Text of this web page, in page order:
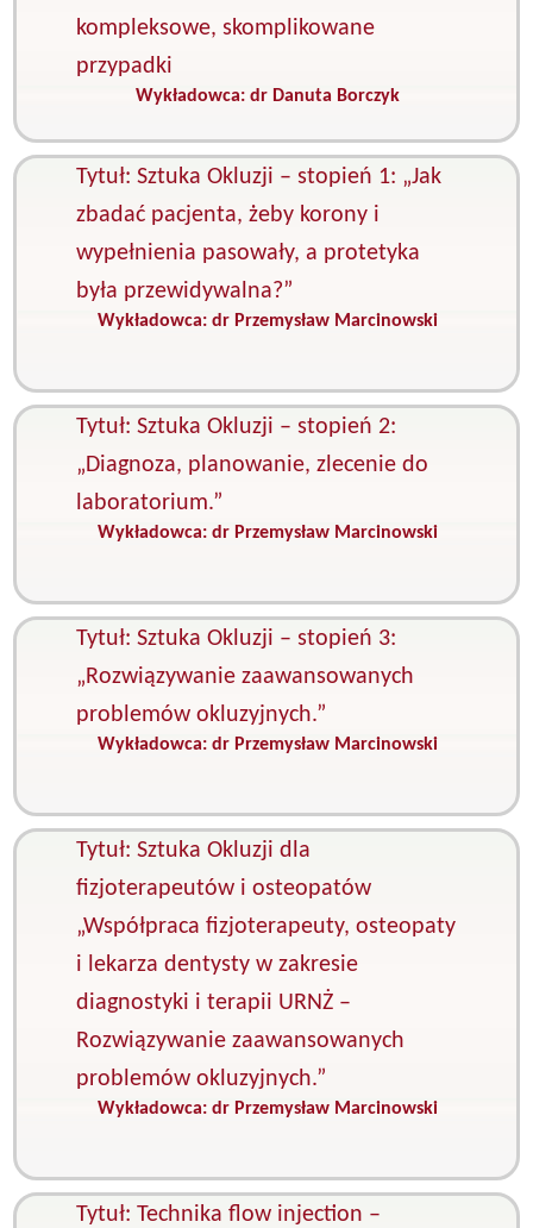
kompleksowe, skomplikowane
przypadki
Wykładowca: dr Danuta Borczyk
Tytuł: Sztuka Okluzji – stopień 1: „Jak
zbadać pacjenta, żeby korony i
wypełnienia pasowały, a protetyka
była przewidywalna?”
Wykładowca: dr Przemysław Marcinowski
Tytuł: Sztuka Okluzji – stopień 2:
„Diagnoza, planowanie, zlecenie do
laboratorium.”
Wykładowca: dr Przemysław Marcinowski
Tytuł: Sztuka Okluzji – stopień 3:
„Rozwiązywanie zaawansowanych
problemów okluzyjnych.”
Wykładowca: dr Przemysław Marcinowski
Tytuł: Sztuka Okluzji dla
fizjoterapeutów i osteopatów
„Współpraca fizjoterapeuty, osteopaty
i lekarza dentysty w zakresie
diagnostyki i terapii URNŻ –
Rozwiązywanie zaawansowanych
problemów okluzyjnych.”
Wykładowca: dr Przemysław Marcinowski
Tytuł: Technika flow injection –